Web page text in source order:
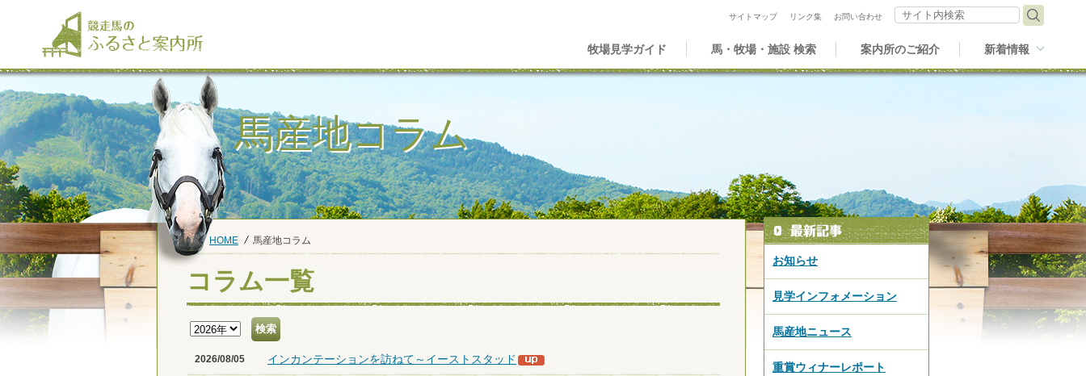
牧場見学ガイド 馬・牧場・施設 検索 案内所のご紹介 新着情報
サイトマップ リンク集 お問い合わせ
サイト内検索
馬産地コラム
HOME 馬産地コラム
コラム一覧
2026/08/05 インカンテーションを訪ねて～イーストスタッド
お知らせ
見学インフォメーション
馬産地ニュース
重賞ウィナーレポート